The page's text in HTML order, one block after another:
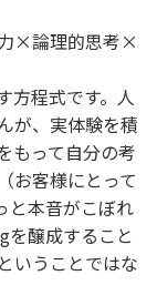
×論理的思考×
方程式です。人
が、実体験を積
もって自分の考
お客様にとって
と本音がこぼれ
醸成すること
いうことではな